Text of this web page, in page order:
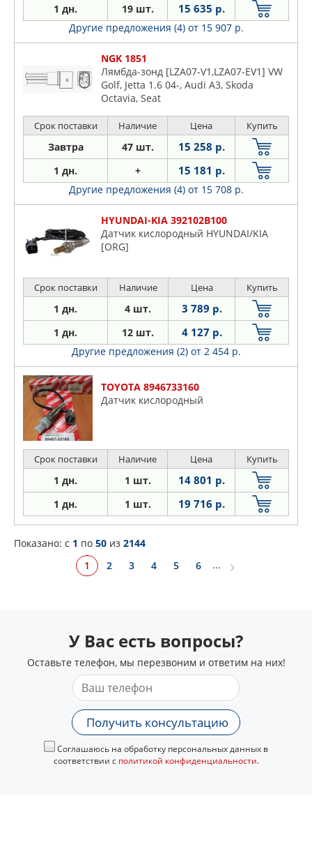
1 дн. 19 шт. 15 635 р.
Другие предложения (4) от 15 907 р.
NGK 1851
Лямбда-зонд [LZA07-V1,LZA07-EV1] VW
Golf, Jetta 1.6 04-, Audi A3, Skoda
Octavia, Seat
Срок поставки Наличие Цена Купить
Завтра 47 шт. 15 258 р.
1 дн. + 15 181 р.
Другие предложения (4) от 15 708 р.
HYUNDAI-KIA 392102B100
Датчик кислородный HYUNDAI/KIA
[ORG]
Срок поставки Наличие Цена Купить
1 дн. 4 шт. 3 789 р.
1 дн. 12 шт. 4 127 р.
Другие предложения (2) от 2 454 р.
TOYOTA 8946733160
Датчик кислородный
Срок поставки Наличие Цена Купить
1 дн. 1 шт. 14 801 р.
1 дн. 1 шт. 19 716 р.
Показано: c 1 по 50 из 2144
1
2 3 4 5 6 ...
У Вас есть вопросы?
Оставьте телефон, мы перезвоним и ответим на них!
Получить консультацию
Соглашаюсь на обработку персональных данных в
соответствии с политикой конфиденциальности.